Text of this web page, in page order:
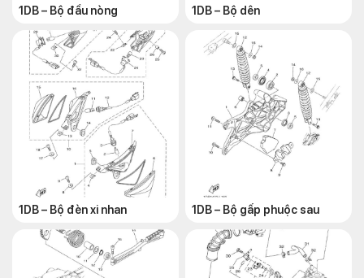
1DB – Bộ đầu nòng 1DB – Bộ dên
1DB – Bộ đèn xi nhan 1DB – Bộ gấp phuộc sau